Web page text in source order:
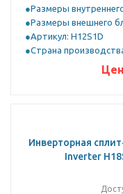
Размеры
Размеры внешнего
Артикул: H12S1D
Страна
Инверторная
Inverter